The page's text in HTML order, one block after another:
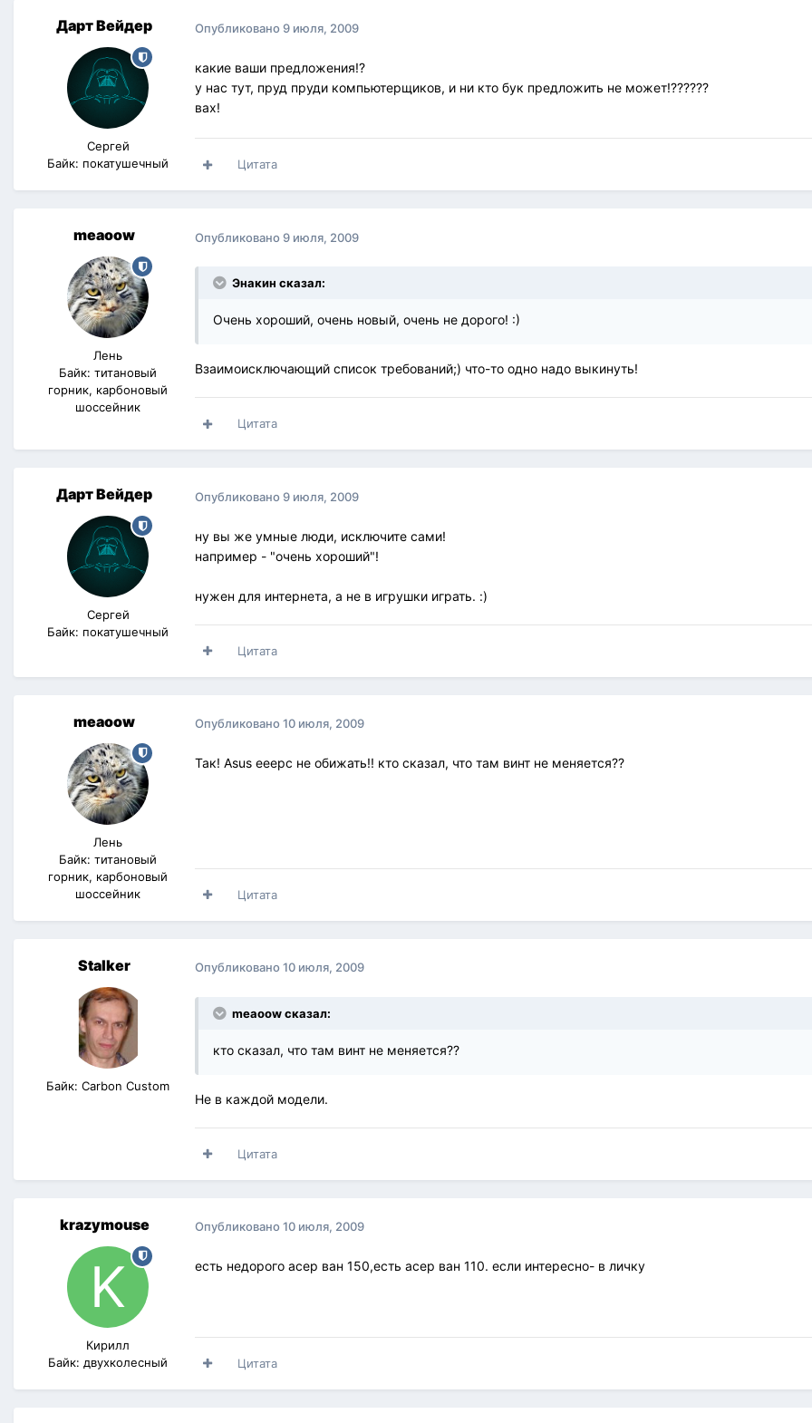
Дарт Вейдер
Сергей
Байк: покатушечный
Опубликовано9 июля, 2009
какие ваши предложения!?
у нас тут, пруд пруди компьютерщиков, и ни кто бук предложить не может!??????
вах!
Цитата
meaoow
Лень
Байк: титановый
горник, карбоновый
шоссейник
Опубликовано9 июля, 2009
Энакин сказал:
Очень хороший, очень новый, очень не дорого! :)
Взаимоисключающий список требований;) что-то одно надо выкинуть!
Цитата
Дарт Вейдер
Сергей
Байк: покатушечный
Опубликовано9 июля, 2009
ну вы же умные люди, исключите сами!
например - "очень хороший"!
нужен для интернета, а не в игрушки играть. :)
Цитата
meaoow
Лень
Байк: титановый
горник, карбоновый
шоссейник
Опубликовано10 июля, 2009
Так! Asus eeepc не обижать!! кто сказал, что там винт не меняется??
Цитата
Stalker
Байк: Carbon Custom
Опубликовано10 июля, 2009
meaoow сказал:
кто сказал, что там винт не меняется??
Не в каждой модели.
Цитата
krazymouse
Кирилл
Байк: двухколесный
Опубликовано10 июля, 2009
есть недорого асер ван 150,есть асер ван 110. если интересно- в личку
Цитата